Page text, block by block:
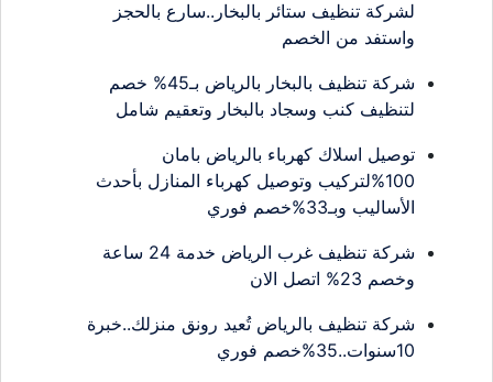
لشركة تنظيف ستائر بالبخار..سارع بالحجز
واستفد من الخصم
شركة تنظيف بالبخار بالرياض بـ45% خصم
لتنظيف كنب وسجاد بالبخار وتعقيم شامل
توصيل اسلاك كهرباء بالرياض بامان
100%لتركيب وتوصيل كهرباء المنازل بأحدث
الأساليب وبـ33%خصم فوري
شركة تنظيف غرب الرياض خدمة 24 ساعة
وخصم 23% اتصل الان
شركة تنظيف بالرياض تُعيد رونق منزلك..خبرة
10سنوات..35%خصم فوري